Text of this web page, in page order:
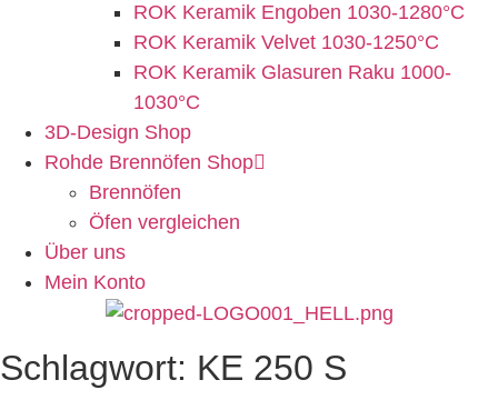
ROK Keramik Engoben 1030-1280°C
ROK Keramik Velvet 1030-1250°C
ROK Keramik Glasuren Raku 1000-
1030°C
3D-Design Shop
Rohde Brennöfen Shop
Brennöfen
Öfen vergleichen
Über uns
Mein Konto
Schlagwort: KE 250 S